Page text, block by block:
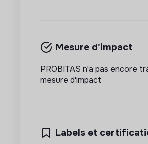
Mesure d'impact
PROBITAS n'a pas encore
mesure d'impact
Labels et